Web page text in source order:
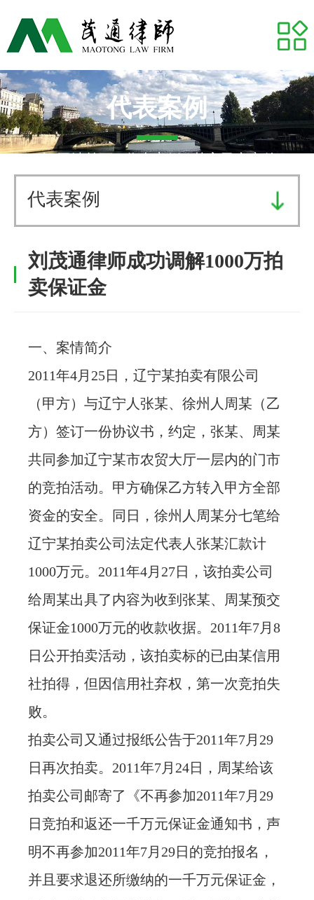
网站首页
专业领域
推荐律师
代表案例
业务研究
茂通动态
法治体检
联系我们
代表案例
代表案例
刘茂通律师成功调解1000万拍
卖保证金
一、案情简介
2011年4月25日，辽宁某拍卖有限公司
（甲方）与辽宁人张某、徐州人周某（乙
方）签订一份协议书，约定，张某、周某
共同参加辽宁某市农贸大厅一层内的门市
的竞拍活动。甲方确保乙方转入甲方全部
资金的安全。同日，徐州人周某分七笔给
辽宁某拍卖公司法定代表人张某汇款计
1000万元。2011年4月27日，该拍卖公司
给周某出具了内容为收到张某、周某预交
保证金1000万元的收款收据。2011年7月8
日公开拍卖活动，该拍卖标的已由某信用
社拍得，但因信用社弃权，第一次竞拍失
败。
拍卖公司又通过报纸公告于2011年7月29
日再次拍卖。2011年7月24日，周某给该
拍卖公司邮寄了《不再参加2011年7月29
日竞拍和返还一千万元保证金通知书，声
明不再参加2011年7月29日的竞拍报名，
并且要求退还所缴纳的一千万元保证金，